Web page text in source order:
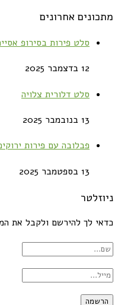
מתכונים אחרונים
סלט פירות בסירופ
12 בדצמבר 2025
סלט דלורית צלויה
13 בנובמבר 2025
פבלובה עם פירות
13 בספטמבר 2025
ניוזלטר
כדאי לך להירשם ולקבל את